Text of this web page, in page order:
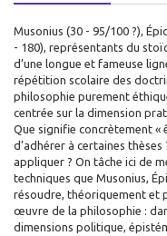
Musonius (30 - 95/100 ?),
- 180), représentants du
d’une longue et fameuse
répétition scolaire des
philosophie purement
centrée sur la dimension
Que signifie concrètement «
d’adhérer à certaines thèses
appliquer ? On tâche ici de
techniques que Musonius,
résoudre, théoriquement et
œuvre de la philosophie :
dimensions politique,